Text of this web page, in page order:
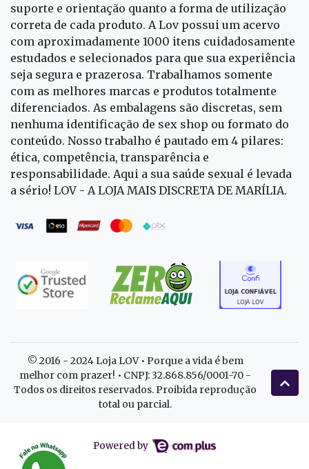
suporte e orientação quanto a forma de utilização
correta de cada produto. A Lov possui um acervo
com aproximadamente 1000 itens cuidadosamente
estudados e selecionados para que sua experiência
seja segura e prazerosa. Trabalhamos somente
com as melhores marcas e produtos totalmente
diferenciados. As embalagens são discretas, sem
nenhuma identificação de sex shop ou formato do
conteúdo. Nosso trabalho é pautado em 4 pilares:
ética, competência, transparência e
responsabilidade. Aqui a sua saúde sexual é levada
a sério! LOV - A LOJA MAIS DISCRETA DE MARÍLIA.
© 2016 - 2024 Loja LOV • Porque a vida é bem
melhor com prazer! • CNPJ: 32.868.856/0001-70 -
Todos os direitos reservados. Proibida reprodução
total ou parcial.
Powered by